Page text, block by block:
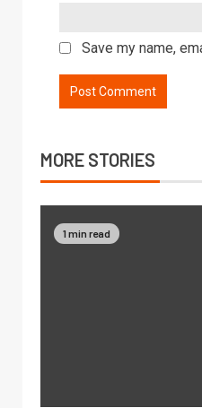
Save my name,
MORE STORIES
1 min read